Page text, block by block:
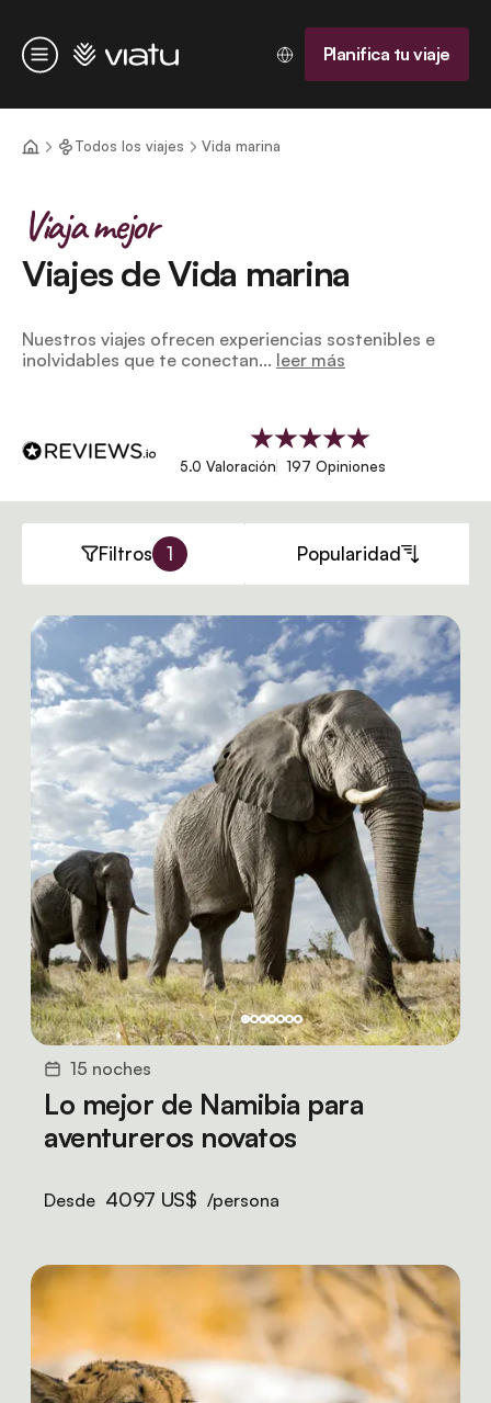
Menú
Página de inicio Planifica tu viaje
Todos los viajes Vida marina
Viajes de Vida marina
Viaja mejor
Nuestros viajes ofrecen experiencias sostenibles e
inolvidables que te conectan... leer más
5.0 Valoración 197 Opiniones
Filtros 1 Popularidad
15 noches
Lo mejor de Namibia para
aventureros novatos
Desde 4097 US$ /persona